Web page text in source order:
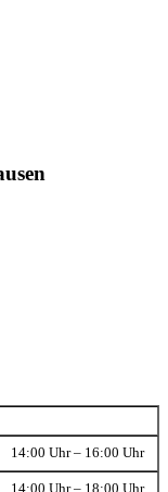
14:00 Uhr – 16:00 Uhr